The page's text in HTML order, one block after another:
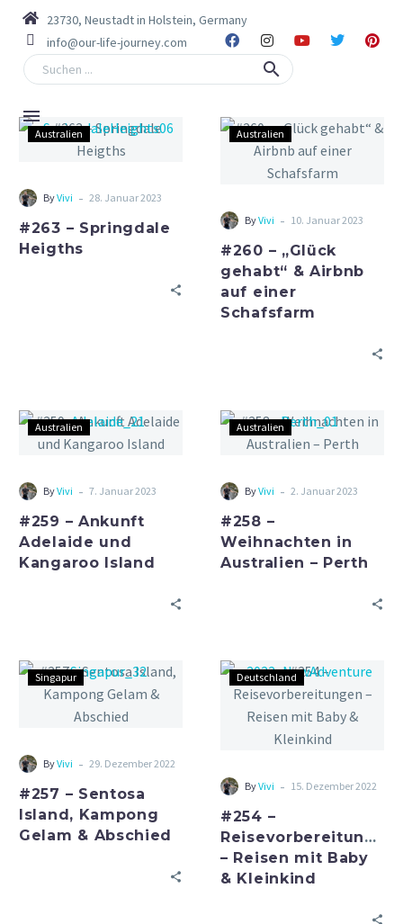
23730, Neustadt in Holstein, Germany
info@our-life-journey.com
Australien
ByVivi - 28. Januar 2023
#263 – Springdale
Heigths
Australien
ByVivi - 10. Januar 2023
#260 – „Glück
gehabt“ & Airbnb
auf einer
Schafsfarm
Australien
ByVivi - 7. Januar 2023
#259 – Ankunft
Adelaide und
Kangaroo Island
Australien
ByVivi - 2. Januar 2023
#258 –
Weihnachten in
Australien – Perth
Singapur
ByVivi - 29. Dezember 2022
#257 – Sentosa
Island, Kampong
Gelam & Abschied
Deutschland
ByVivi - 15. Dezember 2022
#254 –
Reisevorbereitungen
– Reisen mit Baby
& Kleinkind